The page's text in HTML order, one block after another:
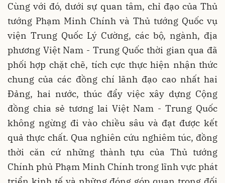
Cùng với đó, dưới sự quan tâm, chỉ đạo của Thủ
tướng Phạm Minh Chính và Thủ tướng Quốc vụ
viện Trung Quốc Lý Cường, các bộ, ngành, địa
phương Việt Nam - Trung Quốc thời gian qua đã
phối hợp chặt chẽ, tích cực thực hiện nhận thức
chung của các đồng chí lãnh đạo cao nhất hai
Đảng, hai nước, thúc đẩy việc xây dựng Cộng
đồng chia sẻ tương lai Việt Nam - Trung Quốc
không ngừng đi vào chiều sâu và đạt được kết
quả thực chất. Qua nghiên cứu nghiêm túc, đồng
thời căn cứ những thành tựu của Thủ tướng
Chính phủ Phạm Minh Chính trong lĩnh vực phát